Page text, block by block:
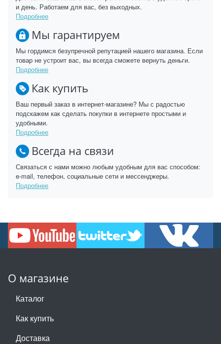
и день. Работаем для вас, без выходных.
Подробнее
Мы гарантируем
Мы гордимся безупречной репутацией нашего магазина. Если
товар не устроит вас, вы всегда сможете вернуть деньги.
Подробнее
Как купить
Ваш первый заказ в интернет-магазине? Мы с радостью
подскажем как сделать покупки в интернете простыми и
удобными.
Подробнее
Всегда на связи
Связаться с нами можно любым удобным для вас способом:
e-mail, телефон, социальные сети и мессенджеры.
Подробнее
О магазине
Каталог
Как купить
Доставка